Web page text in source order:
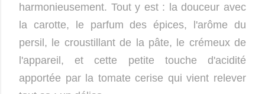
harmonieusement. Tout y est : la douceur avec
la carotte, le parfum des épices, l'arôme du
persil, le croustillant de la pâte, le crémeux de
l'appareil, et cette petite touche d'acidité
apportée par la tomate cerise qui vient relever